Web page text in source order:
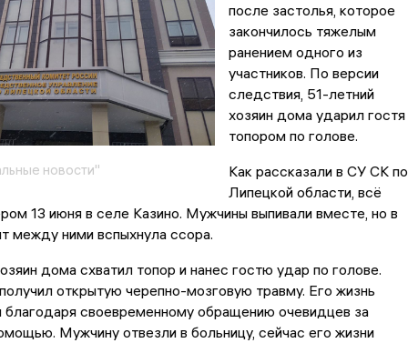
новости"
после застолья, которое
закончилось тяжелым
ранением одного из
участников. По версии
следствия, 51-летний
хозяин дома ударил гостя
топором по голове.
Как рассказали в СУ СК по
Липецкой области, всё
13 июня в селе Казино. Мужчины выпивали вместе, но в
между ними вспыхнула ссора.
дома схватил топор и нанес гостю удар по голове.
открытую черепно-мозговую травму. Его жизнь
благодаря своевременному обращению очевидцев за
Мужчину отвезли в больницу, сейчас его жизни